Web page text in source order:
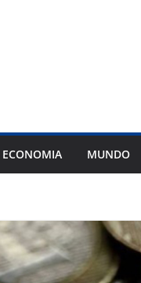
ECONOMIA MUNDO